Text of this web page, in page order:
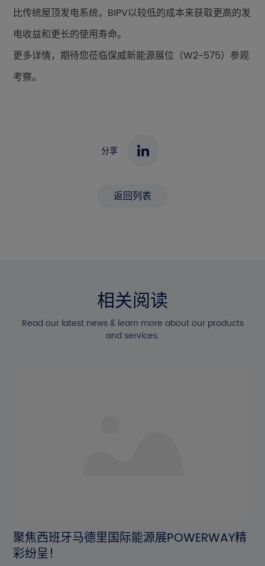
比传统屋顶发电系统， BIPV以较低的成本来获取更高的发
电收益和更长的使用寿命。
更多详情，期待您莅临保威新能源展位（W2-575）参观
考察。
分享
返回列表
相关阅读
Read our latest news & learn more about our products
and services.
聚焦西班牙马德里国际能源展POWERWAY精
彩纷呈！